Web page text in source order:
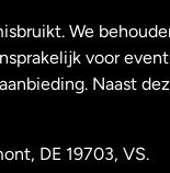
We
voor
Naast
DE 19703, VS.